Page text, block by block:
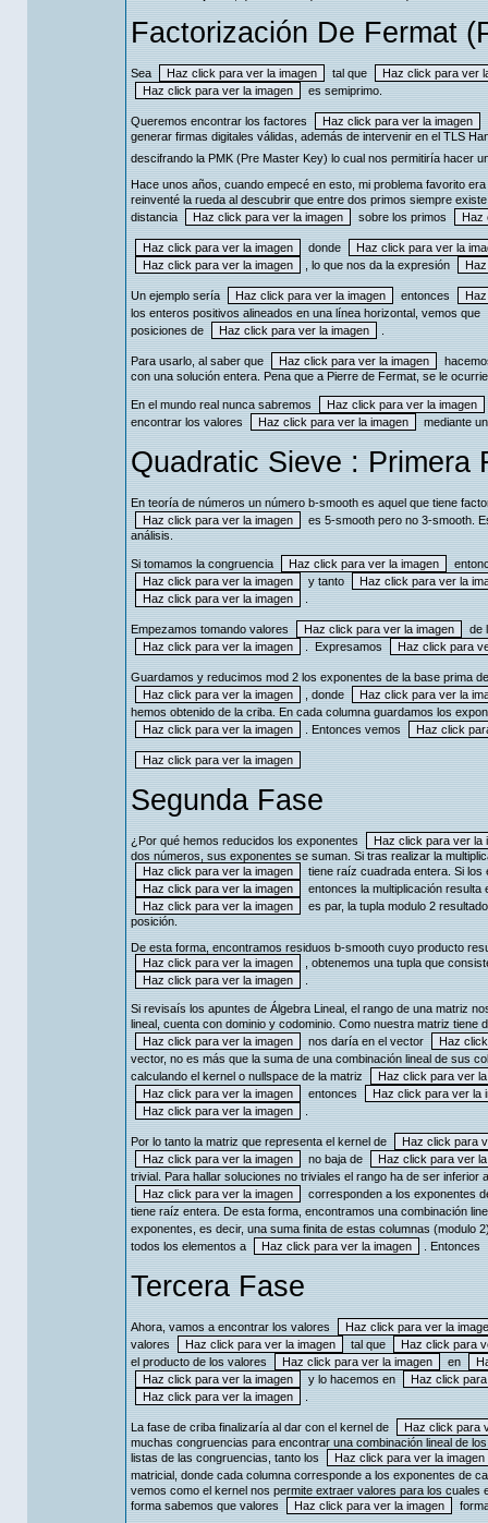
Factorización De Fermat
Sea
tal que
es semiprimo.
Queremos encontrar los factores
generar firmas digitales válidas, además de intervenir en el TLS
descifrando la PMK (Pre Master Key) lo cual nos permitiría hacer
Hace unos años, cuando empecé en esto, mi problema favorito
reinventé la rueda al descubrir que entre dos primos siempre
distancia
sobre los primos
donde
, lo que nos da la expresión
Un ejemplo sería
entonces
los enteros positivos alineados en una línea horizontal, vemos que
posiciones de
Para usarlo, al saber que
con una solución entera. Pena que a Pierre de Fermat, se le
En el mundo real nunca sabremos
encontrar los valores
mediante
Quadratic Sieve : Primera
En teoría de números un número b-smooth es aquel que tiene
es 5-smooth pero no 3-smooth.
análisis.
Si tomamos la congruencia
y tanto
Empezamos tomando valores
de
. Expresamos
Guardamos y reducimos mod 2 los exponentes de la base prima
, donde
hemos obtenido de la criba. En cada columna guardamos los
. Entonces vemos
Segunda Fase
¿Por qué hemos reducidos los exponentes
dos números, sus exponentes se suman. Si tras realizar la
tiene raíz cuadrada entera. Si
entonces la multiplicación resulta
es par, la tupla modulo 2
posición.
De esta forma, encontramos residuos b-smooth cuyo producto
, obtenemos una tupla que
Si revisaís los apuntes de Álgebra Lineal, el rango de una matriz
lineal, cuenta con dominio y codominio. Como nuestra matriz tiene
nos daría en el vector
vector, no es más que la suma de una combinación lineal de sus
calculando el kernel o nullspace de la matriz
entonces
Por lo tanto la matriz que representa el kernel de
no baja de
trivial. Para hallar soluciones no triviales el rango ha de ser inferior
corresponden a los exponentes
tiene raíz entera. De esta forma, encontramos una combinación
exponentes, es decir, una suma finita de estas columnas (modulo
todos los elementos a
. Entonces
Tercera Fase
Ahora, vamos a encontrar los valores
valores
tal que
el producto de los valores
en
y lo hacemos en
La fase de criba finalizaría al dar con el kernel de
muchas congruencias para encontrar una combinación lineal de
listas de las congruencias, tanto los
matricial, donde cada columna corresponde a los exponentes de
vemos como el kernel nos permite extraer valores para los
forma sabemos que valores